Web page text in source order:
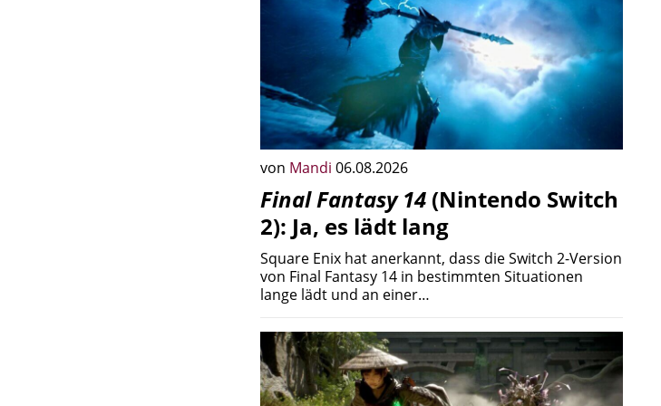
von Mandi 06.08.2026
Final Fantasy 14 (Nintendo Switch
2): Ja, es lädt lang
Square Enix hat anerkannt, dass die Switch 2-Version
von Final Fantasy 14 in bestimmten Situationen
lange lädt und an einer…